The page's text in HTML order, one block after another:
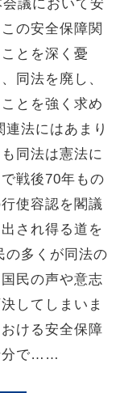
議において安
の安全保障関
とを深く憂
同法を廃し、
とを強く求め
法にはあまり
同法は憲法に
戦後70年もの
使容認を閣議
され得る道を
多くが同法の
民の声や意志
してしまいま
ける安全保障
分で……